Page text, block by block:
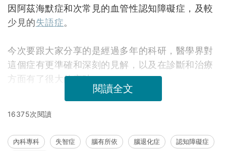
因阿茲海默症和次常見的血管性認知障礙症，及較
少見的失語症。
今次要跟大家分享的是經過多年的科研，醫學界對
這個症有更準確和深刻的見解，以及在診斷和治療
方面有了很大的突破。
閱讀全文
16375次閱讀
內科專科 失智症 腦有所依 腦退化症
認知障礙症